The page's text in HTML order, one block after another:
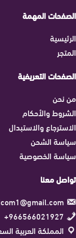
الصفحات المهمة
الرئيسية
المتجر
الصفحات التعريفية
من نحن
الشروط والأحكام
الاسترجاع والاستبدال
سياسة الشحن
سياسة الخصوصية
تواصل معنا
966566021927+
المملكة العربية